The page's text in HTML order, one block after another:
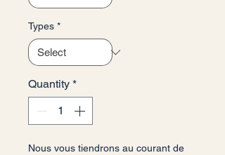
Types *
Quantity *
Nous vous tiendrons au courant de